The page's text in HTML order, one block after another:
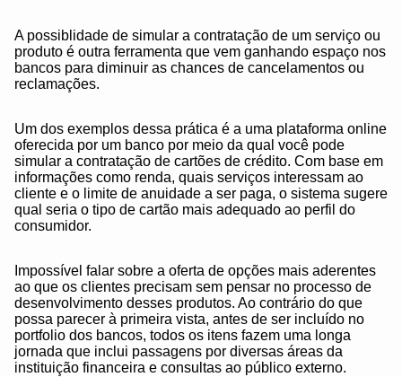
A possiblidade de simular a contratação de um serviço ou
produto é outra ferramenta que vem ganhando espaço nos
bancos para diminuir as chances de cancelamentos ou
reclamações.
Um dos exemplos dessa prática é a uma plataforma online
oferecida por um banco por meio da qual você pode
simular a contratação de cartões de crédito. Com base em
informações como renda, quais serviços interessam ao
cliente e o limite de anuidade a ser paga, o sistema sugere
qual seria o tipo de cartão mais adequado ao perfil do
consumidor.
Impossível falar sobre a oferta de opções mais aderentes
ao que os clientes precisam sem pensar no processo de
desenvolvimento desses produtos. Ao contrário do que
possa parecer à primeira vista, antes de ser incluído no
portfolio dos bancos, todos os itens fazem uma longa
jornada que inclui passagens por diversas áreas da
instituição financeira e consultas ao público externo.